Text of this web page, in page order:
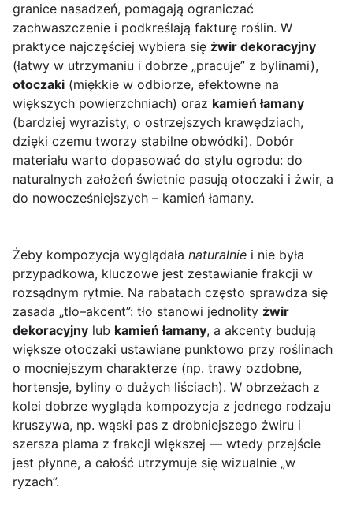
granice nasadzeń, pomagają ograniczać
zachwaszczenie i podkreślają fakturę roślin. W
praktyce najczęściej wybiera się żwir dekoracyjny
(łatwy w utrzymaniu i dobrze „pracuje” z bylinami),
otoczaki (miękkie w odbiorze, efektowne na
większych powierzchniach) oraz kamień łamany
(bardziej wyrazisty, o ostrzejszych krawędziach,
dzięki czemu tworzy stabilne obwódki). Dobór
materiału warto dopasować do stylu ogrodu: do
naturalnych założeń świetnie pasują otoczaki i żwir, a
do nowocześniejszych – kamień łamany.
Żeby kompozycja wyglądała naturalnie i nie była
przypadkowa, kluczowe jest zestawianie frakcji w
rozsądnym rytmie. Na rabatach często sprawdza się
zasada „tło–akcent”: tło stanowi jednolity żwir
dekoracyjny lub kamień łamany, a akcenty budują
większe otoczaki ustawiane punktowo przy roślinach
o mocniejszym charakterze (np. trawy ozdobne,
hortensje, byliny o dużych liściach). W obrzeżach z
kolei dobrze wygląda kompozycja z jednego rodzaju
kruszywa, np. wąski pas z drobniejszego żwiru i
szersza plama z frakcji większej — wtedy przejście
jest płynne, a całość utrzymuje się wizualnie „w
ryzach”.